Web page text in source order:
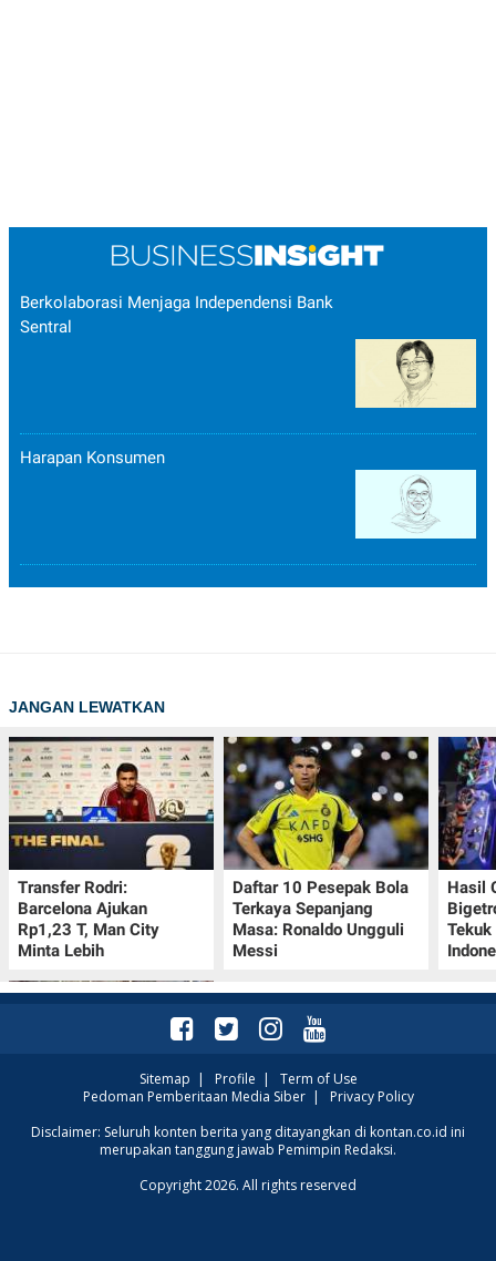
Berkolaborasi Menjaga Independensi Bank
Sentral
Harapan Konsumen
JANGAN LEWATKAN
Transfer Rodri:
Barcelona Ajukan
Rp1,23 T, Man City
Minta Lebih
Daftar 10 Pesepak Bola
Terkaya Sepanjang
Masa: Ronaldo Ungguli
Messi
Hasil
Kalender Lunar China
10-16 Agustus 2026:
Sitemap | Profile | Term of Use
Pedoman Pemberitaan Media Siber| Privacy Policy
Disclaimer: Seluruh konten berita yang ditayangkan di kontan.co.id ini
merupakan tanggung jawab Pemimpin Redaksi.
Copyright 2026. All rights reserved